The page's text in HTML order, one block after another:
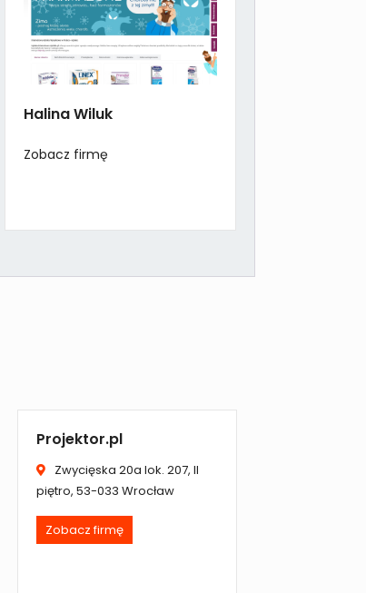
Halina Wiluk
Zobacz firmę
Projektor.pl
Zwycięska 20a lok. 207, II
piętro, 53-033 Wrocław
Zobacz firmę